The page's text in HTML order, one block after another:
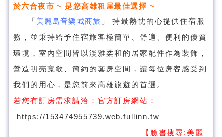
於六合夜市 ~ 是您高雄租屋最佳選擇 ~
「 美麗島音樂城商旅 」 持最熱忱的心提供住宿服
務，並秉持給予住宿旅客極簡單、舒適、便利的優質
環境，室內空間皆以淡雅柔和的居家配件作為裝飾，
營造明亮寬敞、簡約的套房空間，讓每位房客感受到
我們的用心，是您前來高雄旅遊的首選。
若您有訂房需求請洽： 官方訂房網站：
https://153474955739.web.fullinn.tw
【臉書搜尋: 美麗